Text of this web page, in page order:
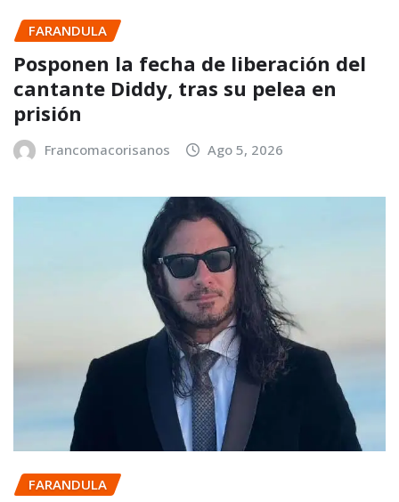
FARANDULA
Posponen la fecha de liberación del
cantante Diddy, tras su pelea en
prisión
Francomacorisanos Ago 5, 2026
FARANDULA